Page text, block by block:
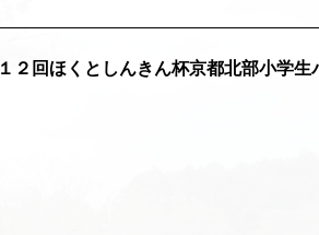
回ほくとしんきん杯京都北部小学生